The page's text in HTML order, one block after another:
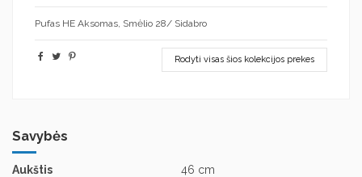
Pufas HE Aksomas, Smėlio 28/ Sidabro
Rodyti visas šios kolekcijos prekes
Savybės
Aukštis
46 cm